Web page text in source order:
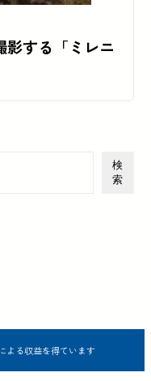
影する「ミレニ
検
索
よる収益を得ています